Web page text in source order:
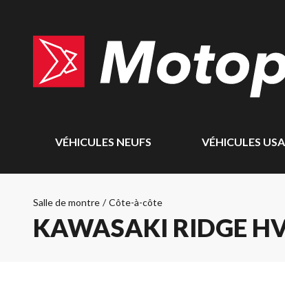
VÉHICULES NEUFS VÉHICULES
Salle de montre / Côte-à-côte
KAWASAKI RIDGE